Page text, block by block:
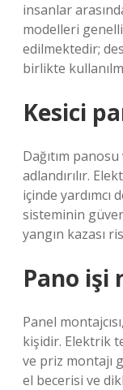
insanlar
modelleri
edilmektedir;
birlikte
Kesici
Dağıtım
adlandırılır.
içinde
sisteminin
yangın kazası
Pano işi
Panel
kişidir. Elektrik
ve priz montajı
el becerisi ve